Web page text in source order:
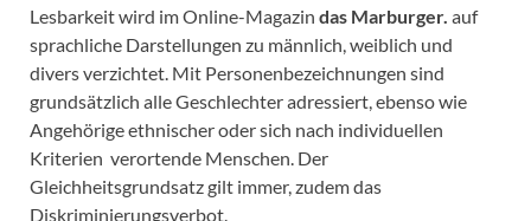
Lesbarkeit wird im Online-Magazin das Marburger. auf
sprachliche Darstellungen zu männlich, weiblich und
divers verzichtet. Mit Personenbezeichnungen sind
grundsätzlich alle Geschlechter adressiert, ebenso wie
Angehörige ethnischer oder sich nach individuellen
Kriterien verortende Menschen. Der
Gleichheitsgrundsatz gilt immer, zudem das
Diskriminierungsverbot.